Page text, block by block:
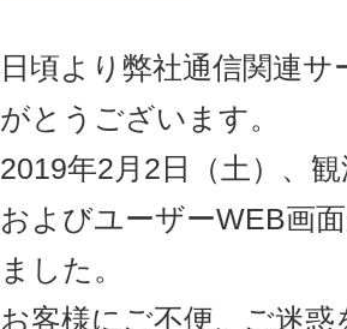
日頃より弊社通信関連
がとうございます。
2019年2月2日（土）、
およびユーザーWEB画
ました。
お客様にご不便、ご迷